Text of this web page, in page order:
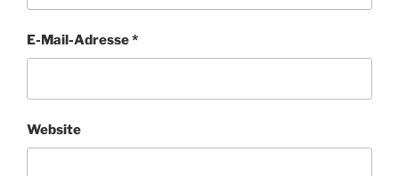
E-Mail-Adresse*
Website